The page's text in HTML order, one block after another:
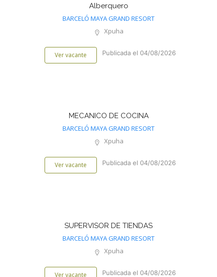
Alberquero
BARCELÓ MAYA GRAND RESORT
Xpuha
Ver vacante Publicada el 04/08/2026
MECANICO DE COCINA
BARCELÓ MAYA GRAND RESORT
Xpuha
Ver vacante Publicada el 04/08/2026
SUPERVISOR DE TIENDAS
BARCELÓ MAYA GRAND RESORT
Xpuha
Ver vacante Publicada el 04/08/2026